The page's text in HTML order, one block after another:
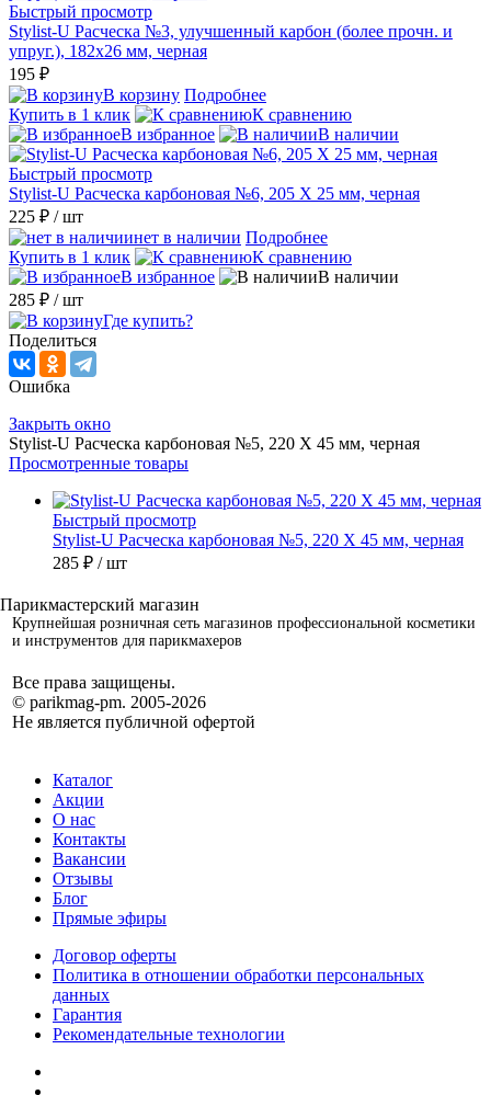
Быстрый просмотр
Stylist-U Расческа №3, улучшенный карбон (более прочн. и
упруг.), 182x26 мм, черная
195 ₽
В корзину Подробнее
Купить в 1 клик
К сравнению
В избранное
В наличии
Быстрый просмотр
Stylist-U Расческа карбоновая №6, 205 Х 25 мм, черная
225 ₽ / шт
нет в наличии Подробнее
Купить в 1 клик
К сравнению
В избранное
В наличии
285 ₽ / шт
Где купить?
Поделиться
Ошибка
Закрыть окно
Stylist-U Расческа карбоновая №5, 220 Х 45 мм, черная
Просмотренные товары
Быстрый просмотр
Stylist-U Расческа карбоновая №5, 220 Х 45 мм, черная
285 ₽ / шт
Крупнейшая розничная сеть магазинов профессиональной косметики
и инструментов для парикмахеров
Все права защищены.
© parikmag-pm. 2005-2026
Не является публичной офертой
Каталог
Акции
О нас
Контакты
Вакансии
Отзывы
Блог
Прямые эфиры
Договор оферты
Политика в отношении обработки персональных
данных
Гарантия
Рекомендательные технологии